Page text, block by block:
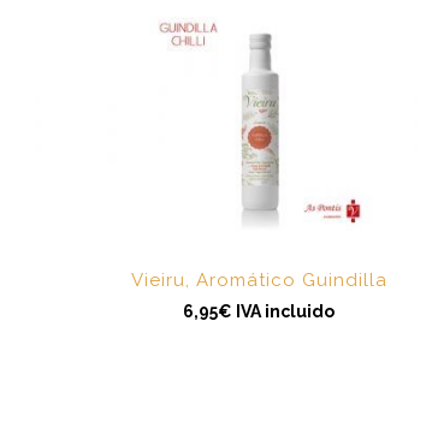
Vieiru, Aromático Guindilla
6,95€ IVA incluido